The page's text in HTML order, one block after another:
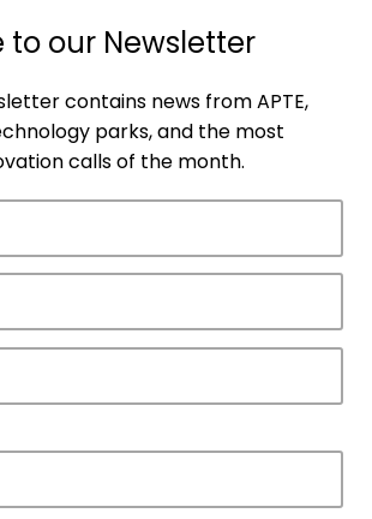
companies that drive
to our Newsletter
contains news from APTE,
parks, and the most
calls of the month.